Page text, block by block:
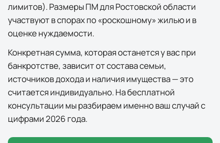
лимитов). Размеры ПМ дляРостовской области
участвуют в спорах по «роскошному» жилью и в
оценке нуждаемости.
Конкретная сумма, которая останется у вас при
банкротстве, зависит от состава семьи,
источников дохода и наличия имущества — это
считается индивидуально. На бесплатной
консультации мы разбираем именно ваш случай с
цифрами 2026 года.